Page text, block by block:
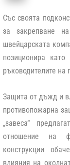
Със своята
за закрепване
швейцарската
позиционира
ръководителите на
Защита от дъжд и
противопожарна
„завеса“
отношение на
конструкции
влияния на